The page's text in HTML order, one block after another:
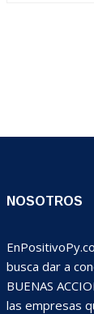
NOSOTROS
busca dar a
BUENAS
las empresas